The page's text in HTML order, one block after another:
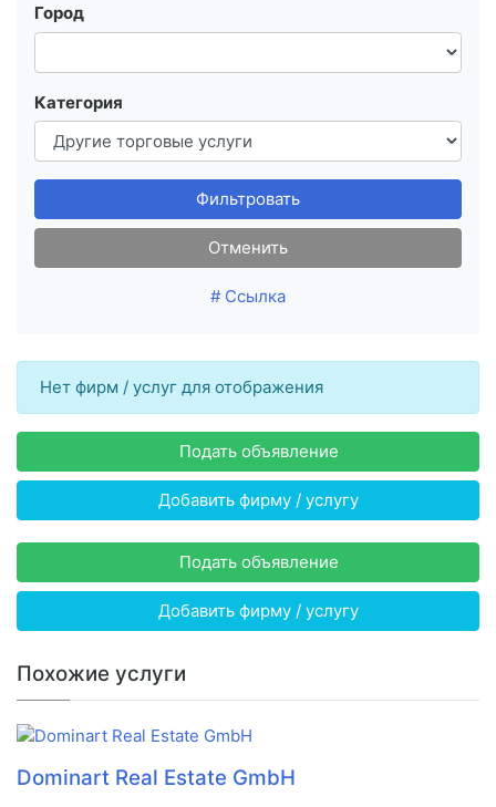
Город
Категория
Фильтровать
Отменить
# Ссылка
Нет фирм / услуг для отображения
Подать объявление
Добавить фирму / услугу
Подать объявление
Добавить фирму / услугу
Похожие услуги
Dominart Real Estate GmbH